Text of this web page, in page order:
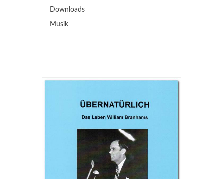
Downloads
Musik